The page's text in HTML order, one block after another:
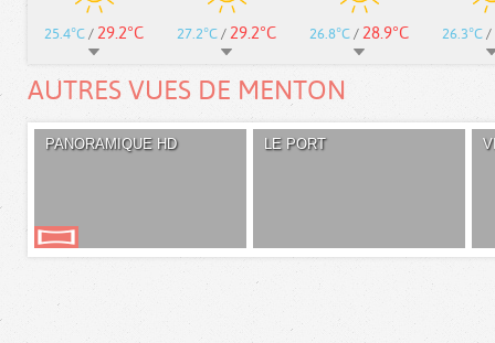
25.4°C / 29.2°C 27.2°C / 29.2°C 26.8°C / 28.9°C 26.3°C /
AUTRES VUES DE MENTON
PANORAMIQUE HD LE PORT